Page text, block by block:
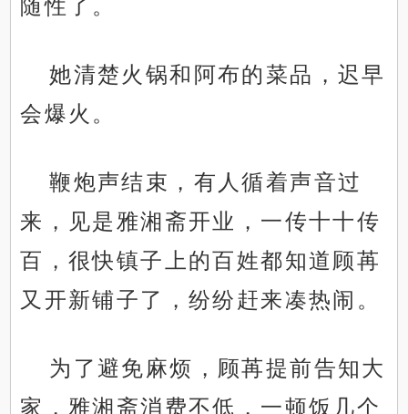
随性了。
她清楚火锅和阿布的菜品，迟早
会爆火。
鞭炮声结束，有人循着声音过
来，见是雅湘斋开业，一传十十传
百，很快镇子上的百姓都知道顾苒
又开新铺子了，纷纷赶来凑热闹。
为了避免麻烦，顾苒提前告知大
家，雅湘斋消费不低，一顿饭几个